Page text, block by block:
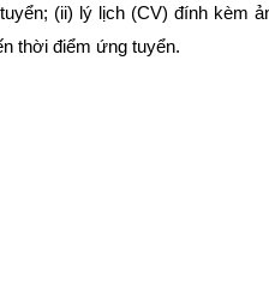
(ii) lý lịch (CV) đính kèm
thời điểm ứng tuyển.